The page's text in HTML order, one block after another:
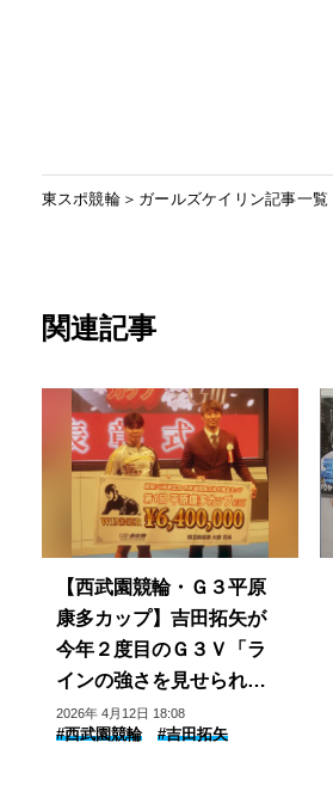
東スポ競輪 ガールズケイリン記事一覧
関連記事
【西武園競輪・Ｇ３平原
康多カップ】吉田拓矢が
今年２度目のＧ３Ｖ「ラ
インの強さを見せられ
た」
2026年 4月12日 18:08
#西武園競輪 #吉田拓矢